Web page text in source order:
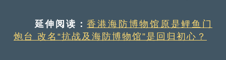
延伸阅读：香港海防博物馆原是鲤鱼门
炮台 改名“抗战及海防博物馆”是回归初心？